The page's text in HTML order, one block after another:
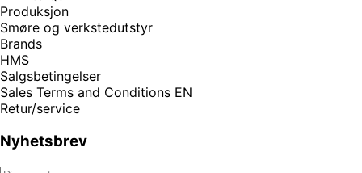
Produksjon
Smøre og verkstedutstyr
Brands
HMS
Salgsbetingelser
Sales Terms and Conditions EN
Retur/service
Nyhetsbrev